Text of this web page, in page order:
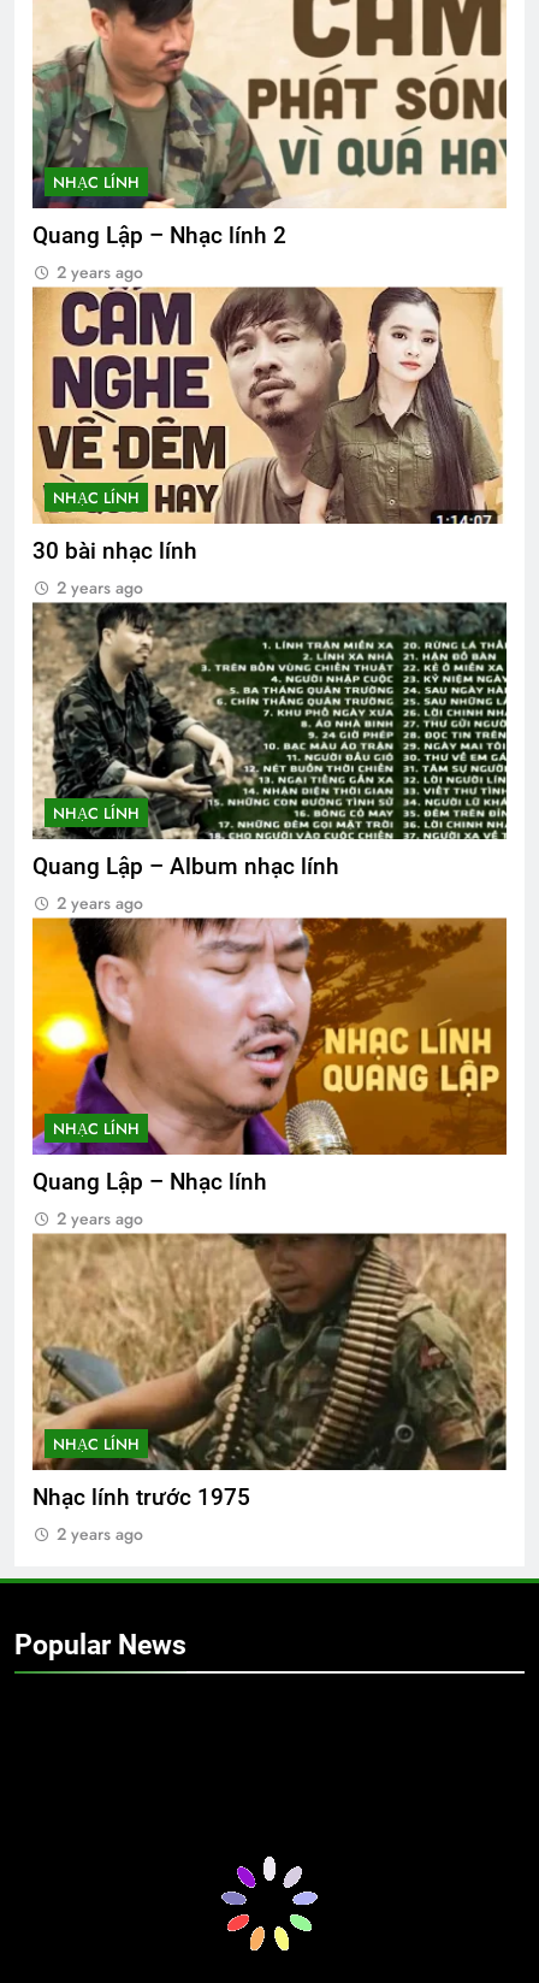
NHẠC LÍNH
Quang Lập – Nhạc lính 2
2 years ago
NHẠC LÍNH
30 bài nhạc lính
2 years ago
NHẠC LÍNH
Quang Lập – Album nhạc lính
2 years ago
NHẠC LÍNH
Quang Lập – Nhạc lính
2 years ago
NHẠC LÍNH
Nhạc lính trước 1975
2 years ago
Popular News